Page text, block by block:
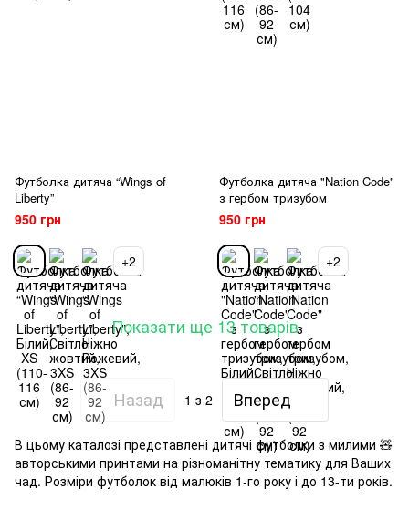
Футболка дитяча “Wings of
Liberty”
950 грн
+2
Футболка дитяча "Nation Code"
з гербом тризубом
950 грн
+2
Показати ще 13 товарів
Назад 1 з 2 Вперед
В цьому каталозі представлені дитячі футболки з милими 🧸
авторськими принтами на різноманітну тематику для Ваших
чад. Розміри футболок від малюків 1-го року і до 13-ти років.